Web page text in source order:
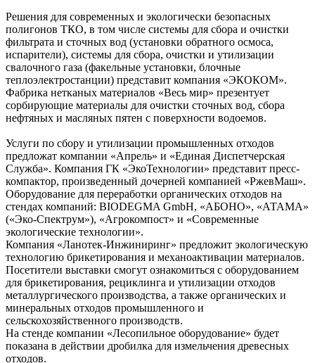
Решения для современных и экологически безопасных
полигонов ТКО, в том числе системы для сбора и очистки
фильтрата и сточных вод (установки обратного осмоса,
испарители), системы для сбора, очистки и утилизации
свалочного газа (факельные установки, блочные
теплоэлектростанции) представит компания «ЭКОКОМ».
Фабрика нетканых материалов «Весь мир» презентует
сорбирующие материалы для очистки сточных вод, сбора
нефтяных и масляных пятен с поверхности водоемов.
Услуги по сбору и утилизации промышленных отходов
предложат компании «Апрель» и «Единая Диспетчерская
Служба». Компания ГК «ЭкоТехнологии» представит пресс-
компактор, произведенный дочерней компанией «РжевМаш».
Оборудование для переработки органических отходов на
стендах компаний: BIODEGMA GmbH, «АБОНО», «АТАМА»
(«Эко-Спектрум»), «Агрокомпост» и «Современные
экологические технологии».
Компания «Ланотек-Инжиниринг» предложит экологическую
технологию брикетирования и механоактивации материалов.
Посетители выставки смогут ознакомиться с оборудованием
для брикетирования, рециклинга и утилизации отходов
металлургического производства, а также органических и
минеральных отходов промышленного и
сельскохозяйственного производств.
На стенде компании «Лесопильное оборудование» будет
показана в действии дробилка для измельчения древесных
отходов.